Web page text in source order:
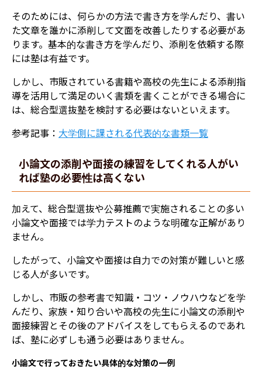
そのためには、何らかの方法で書き方を学んだり、書い
た文章を誰かに添削して文面を改善したりする必要があ
ります。基本的な書き方を学んだり、添削を依頼する際
には塾は有益です。
しかし、市販されている書籍や高校の先生による添削指
導を活用して満足のいく書類を書くことができる場合に
は、総合型選抜塾を検討する必要はないといえます。
参考記事： 大学側に課される代表的な書類一覧
小論文の添削や面接の練習をしてくれる人がい
れば塾の必要性は高くない
加えて、総合型選抜や公募推薦で実施されることの多い
小論文や面接では学力テストのような明確な正解があり
ません。
したがって、小論文や面接は自力での対策が難しいと感
じる人が多いです。
しかし、市販の参考書で知識・コツ・ノウハウなどを学
んだり、家族・知り合いや高校の先生に小論文の添削や
面接練習とその後のアドバイスをしてもらえるのであれ
ば、塾に必ずしも通う必要はありません。
小論文で行っておきたい具体的な対策の一例